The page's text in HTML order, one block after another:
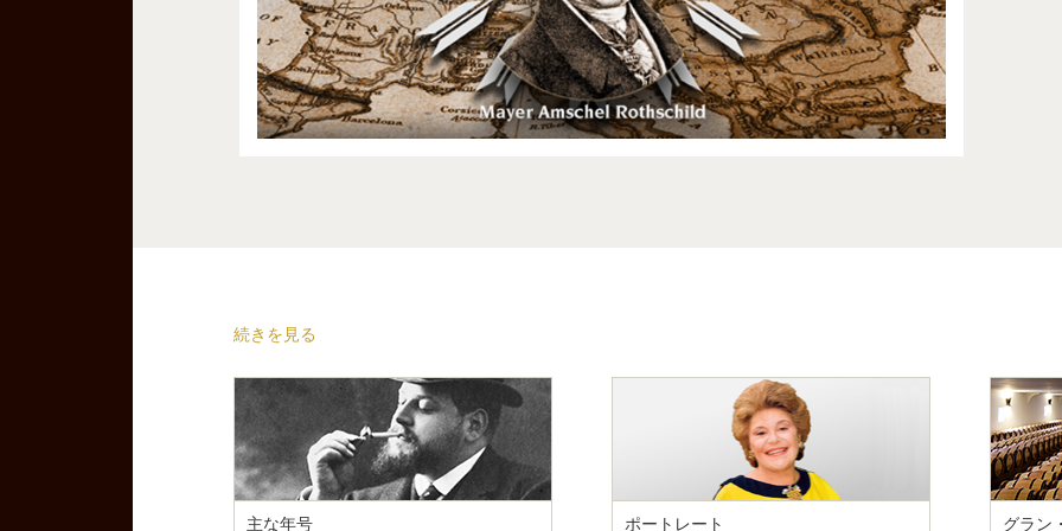
続きを見る
主な年号 ポートレート グラン